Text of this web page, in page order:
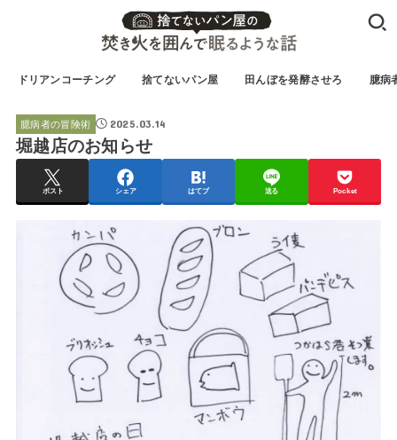
ドリアンコーチング 捨てないパン屋 田んぼを発酵させろ 臆病
臆病者の冒険術 2025.03.14
堀越店のお知らせ
ポスト シェア はてブ 送る Pocket